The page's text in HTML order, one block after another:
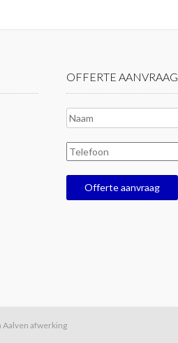
OFFERTE AANVRAAG
Aalven afwerking